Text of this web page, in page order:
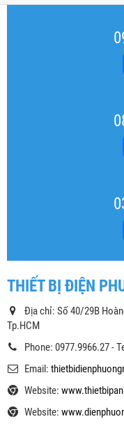
THIẾT BỊ ĐIỆN
Địa chỉ: Số 40/29B
Tp.HCM
Phone: 0977.9966.27 -
Email:
Website:
Website: